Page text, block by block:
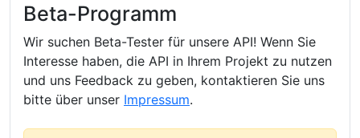
Beta-Programm
Wir suchen Beta-Tester für unsere API! Wenn Sie
Interesse haben, die API in Ihrem Projekt zu nutzen
und uns Feedback zu geben, kontaktieren Sie uns
bitte über unser Impressum.